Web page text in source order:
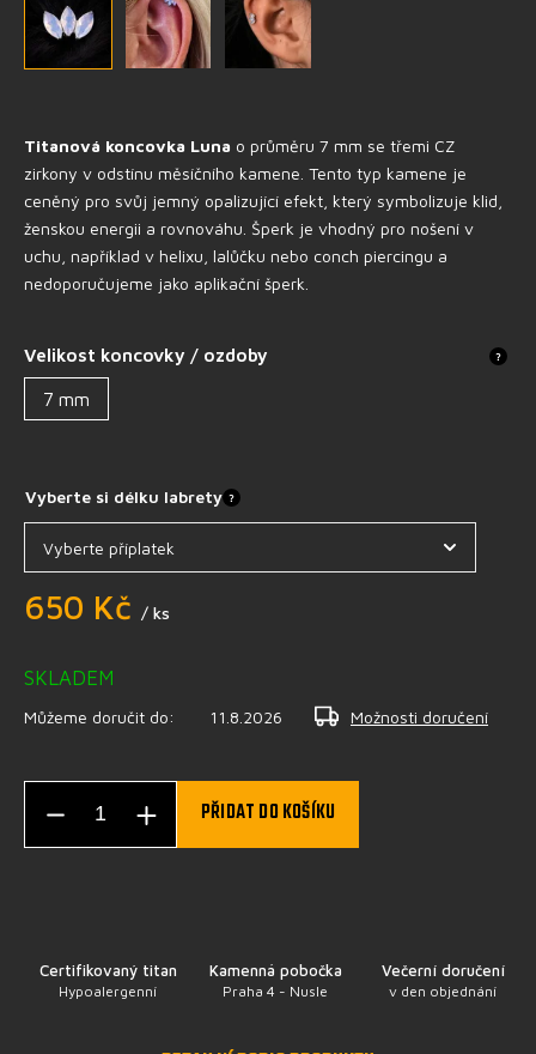
Titanová koncovka Luna o průměru 7 mm se třemi CZ
zirkony v odstínu měsíčního kamene. Tento typ kamene je
ceněný pro svůj jemný opalizující efekt, který symbolizuje klid,
ženskou energii a rovnováhu. Šperk je vhodný pro nošení v
uchu, například v helixu, lalůčku nebo conch piercingu a
nedoporučujeme jako aplikační šperk.
Velikost koncovky / ozdoby ?
7 mm
Vyberte si délku labrety ?
650 Kč / ks
SKLADEM
Můžeme doručit do: 11.8.2026 Možnosti doručení
PŘIDAT DO KOŠÍKU
Certifikovaný titan
Hypoalergenní
Kamenná pobočka
Praha 4 - Nusle
Večerní doručení
v den objednání